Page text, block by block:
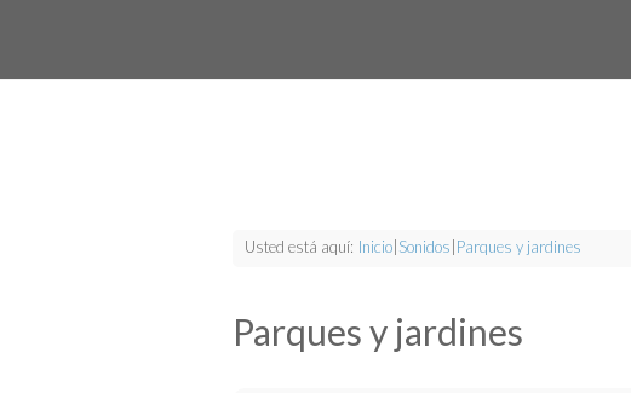
Usted está aquí: Inicio Sonidos Parques y jardines
Parques y jardines